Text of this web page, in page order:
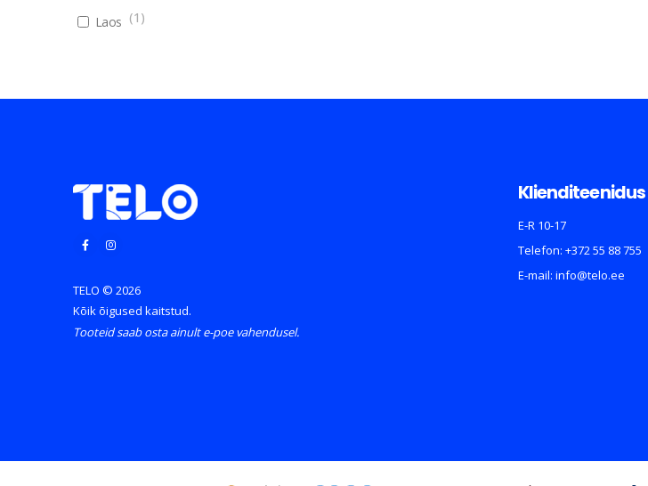
Laos (1 )
TELO © 2026
Kõik õigused kaitstud.
Tooteid saab osta ainult e-poe vahendusel.
Klienditeenidus
E-R 10-17
Telefon: +372 55 88 755
E-mail: info@telo.ee